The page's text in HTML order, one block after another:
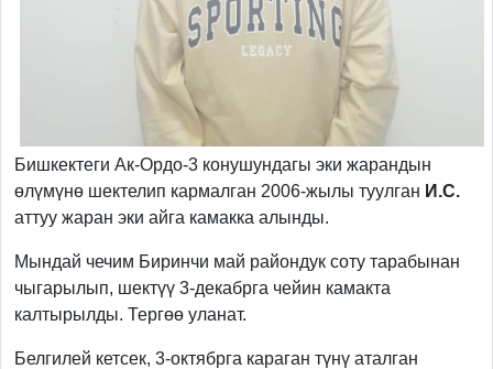
Бишкектеги Ак-Ордо-3 конушундагы эки жарандын
өлүмүнө шектелип кармалган 2006-жылы туулган И.С.
аттуу жаран эки айга камакка алынды.
Мындай чечим Биринчи май райондук соту тарабынан
чыгарылып, шектүү 3-декабрга чейин камакта
калтырылды. Тергөө уланат.
Белгилей кетсек, 3-октябрга караган түнү аталган